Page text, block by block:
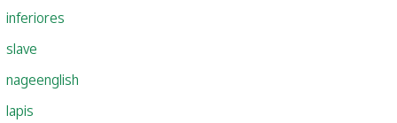
inferiores
slave
nageenglish
lapis